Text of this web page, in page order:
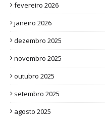
fevereiro 2026
janeiro 2026
dezembro 2025
novembro 2025
outubro 2025
setembro 2025
agosto 2025